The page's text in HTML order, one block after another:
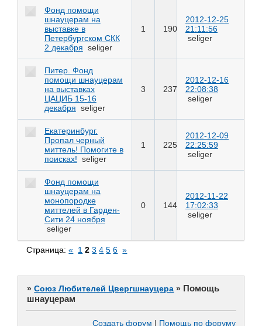
Фонд помощи
шнауцерам на
выставке в
Петербургском СКК
2 декабря seliger
1 190
2012-12-25
21:11:56
seliger
Питер. Фонд
помощи шнауцерам
на выставках
ЦАЦИБ 15-16
декабря seliger
3 237
2012-12-16
22:08:38
seliger
Екатеринбург.
Пропал черный
миттель! Помогите в
поисках! seliger
1 225
2012-12-09
22:25:59
seliger
Фонд помощи
шнауцерам на
монопородке
миттелей в Гарден-
Сити 24 ноября
seliger
0 144
2012-11-22
17:02:33
seliger
Страница:« 1 2 3 4 5 6 »
»Союз Любителей Цвергшнауцера » Помощь
шнауцерам
Создать форум | Помощь по форуму